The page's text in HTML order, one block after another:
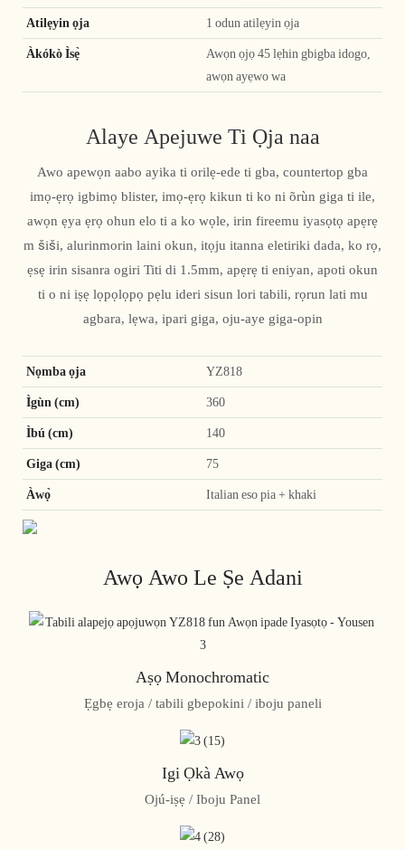
Atilẹyin ọja 1 odun atilẹyin ọja
Àkókò Ìsẹ̀
Awọn ọjọ 45 lẹhin gbigba idogo,
awọn ayẹwo wa
Alaye Apejuwe Ti Ọja naa
Awo apewọn aabo ayika ti orilẹ-ede ti gba, countertop gba
imọ-ẹrọ igbimọ blister, imọ-ẹrọ kikun ti ko ni õrùn giga ti ile,
awọn ẹya ẹrọ ohun elo ti a ko wọle, irin fireemu iyasọtọ apẹrẹ
m šiši, alurinmorin laini okun, itọju itanna eletiriki dada, ko rọ,
ẹsẹ irin sisanra ogiri Titi di 1.5mm, apẹrẹ ti eniyan, apoti okun
ti o ni iṣẹ lọpọlọpọ pẹlu ideri sisun lori tabili, rọrun lati mu
agbara, lẹwa, ipari giga, oju-aye giga-opin
Nọmba ọja YZ818
Ìgùn (cm) 360
Ìbú (cm) 140
Giga (cm) 75
Àwọ̀ Italian eso pia + khaki
Awọ Awo Le Ṣe Adani
Aṣọ Monochromatic
Ẹgbẹ eroja / tabili gbepokini / iboju paneli
Igi Ọkà Awọ
Ojú-iṣẹ / Iboju Panel